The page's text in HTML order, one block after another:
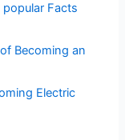
popular Facts
Becoming an
Electric